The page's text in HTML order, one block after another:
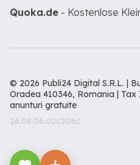
Quoka.de - Kostenlose
© 2026 Publi24 Digital S.R.L. |
Oradea 410346, Romania | Tax
anunturi gratuite
26.08.06.c0c206c